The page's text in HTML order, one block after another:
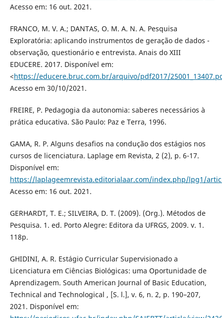
Acesso em: 16 out. 2021.
FRANCO, M. V. A.; DANTAS, O. M. A. N. A. Pesquisa
Exploratória: aplicando instrumentos de geração de dados -
observação, questionário e entrevista. Anais do XIII
EDUCERE. 2017. Disponível em:
<https://educere.bruc.com.br/arquivo/pdf2017/
Acesso em 30/10/2021.
FREIRE, P. Pedagogia da autonomia: saberes necessários à
prática educativa. São Paulo: Paz e Terra, 1996.
GAMA, R. P. Alguns desafios na condução dos estágios nos
cursos de licenciatura. Laplage em Revista, 2 (2), p. 6-17.
Disponível em:
https://laplageemrevista.editorialaar.com/index.php/lpg1/
Acesso em: 16 out. 2021.
GERHARDT, T. E.; SILVEIRA, D. T. (2009). (Org.). Métodos de
Pesquisa. 1. ed. Porto Alegre: Editora da UFRGS, 2009. v. 1.
118p.
GHIDINI, A. R. Estágio Curricular Supervisionado a
Licenciatura em Ciências Biológicas: uma Oportunidade de
Aprendizagem. South American Journal of Basic Education,
Technical and Technological , [S. l.], v. 6, n. 2, p. 190–207,
2021. Disponível em: